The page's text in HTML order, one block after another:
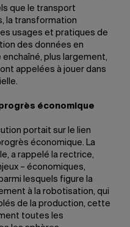
que le transport
la transformation
usages et pratiques de
des données en
plus largement,
appelées à jouer dans
économique
portait sur le lien
économique. La
a rappelé la rectrice,
– économiques,
lesquels figure la
à la robotisation, qui
de la production, cette
toutes les